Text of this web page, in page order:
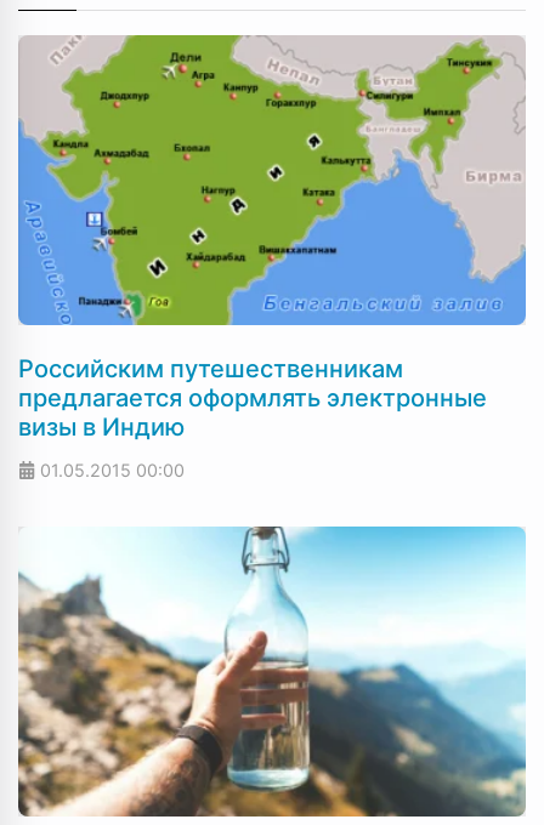
Российским путешественникам
предлагается оформлять электронные
визы в Индию
01.05.2015 00:00